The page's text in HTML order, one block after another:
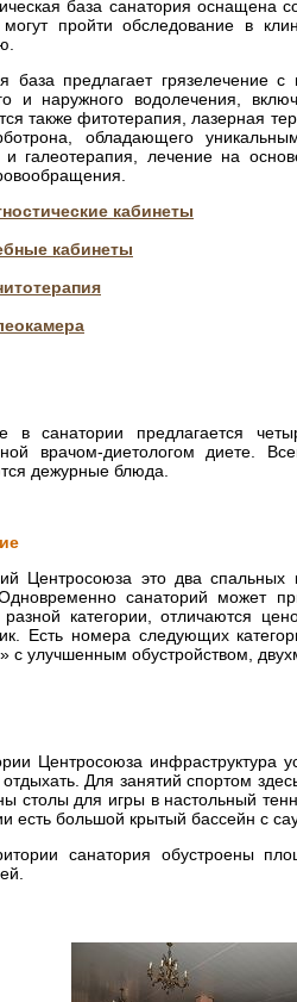
база санатория оснащена
пройти обследование в
база предлагает грязелечение
и наружного водолечения,
также фитотерапия, лазерная
обладающего
и галеотерапия, лечение на
кабинеты
кабинеты
санатории предлагается
врачом-диетологом диете.
дежурные блюда.
Центросоюза это два спальных
санаторий может
разной категории, отличаются
Есть номера следующих
с улучшенным обустройством,
Центросоюза инфраструктура
отдыхать. Для занятий спортом
столы для игры в настольный
есть большой крытый бассейн с
санатория обустроены